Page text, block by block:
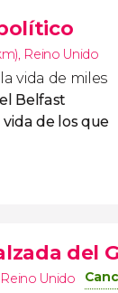
, Reino Unido
vida de miles
Belfast
de los que
del
Reino Unido